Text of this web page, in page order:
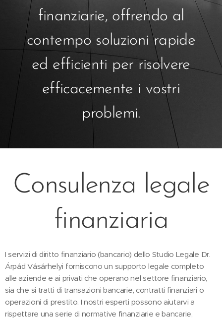
finanziarie, offrendo al
contempo soluzioni rapide
ed efficienti per risolvere
efficacemente i vostri
problemi.
Consulenza legale
finanziaria
I servizi di diritto finanziario (bancario) dello Studio Legale Dr.
Árpád Vásárhelyi forniscono un supporto legale completo
alle aziende e ai privati che operano nel settore finanziario,
sia che si tratti di transazioni bancarie, contratti finanziari o
operazioni di prestito. I nostri esperti possono aiutarvi a
rispettare una serie di normative finanziarie e bancarie,